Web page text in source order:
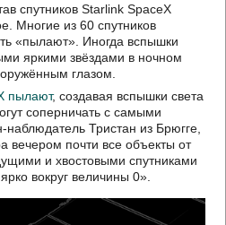
спутников Starlink SpaceX
Многие из 60 спутников
«пылают». Иногда вспышки
яркими звёздами в ночном
глазом.
пылают, создавая вспышки света
соперничать с самыми
Тристан из Брюгге,
вечером почти все объекты от
и хвостовыми спутниками
вокруг величины 0».